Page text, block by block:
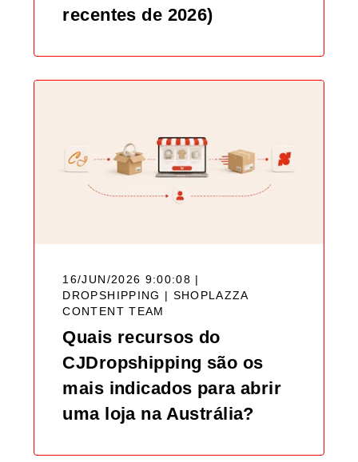
recentes de 2026)
16/JUN/2026 9:00:08 |
DROPSHIPPING | SHOPLAZZA
CONTENT TEAM
Quais recursos do
CJDropshipping são os
mais indicados para abrir
uma loja na Austrália?